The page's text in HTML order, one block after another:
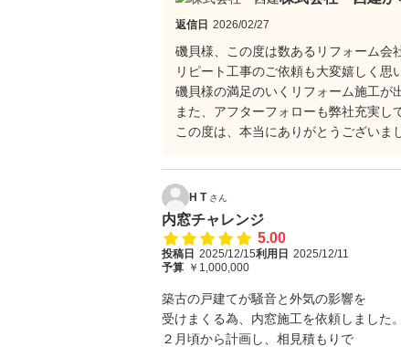
返信日 2026/02/27
磯貝様、この度は数あるリフォーム会
リピート工事のご依頼も大変嬉しく思
磯貝様の満足のいくリフォーム施工が
また、アフターフォローも弊社充実し
この度は、本当にありがとうございま
H T さん
内窓チャレンジ
5.00
投稿日 2025/12/15利用日 2025/12/11
予算 ￥1,000,000
築古の戸建てが騒音と外気の影響を
受けまくる為、内窓施工を依頼しました。
２月頃から計画し、相見積もりで